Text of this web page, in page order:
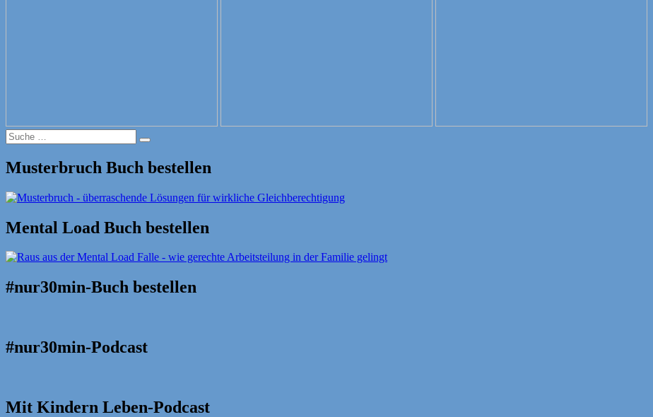
Suche
nach:
Suche
Musterbruch Buch bestellen
Mental Load Buch bestellen
#nur30min-Buch bestellen
#nur30min-Podcast
Mit Kindern Leben-Podcast